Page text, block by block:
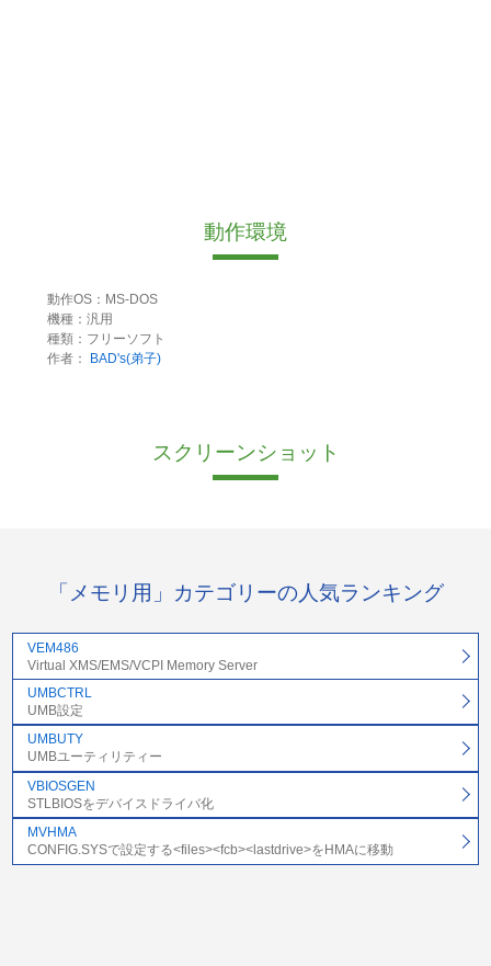
動作環境
動作OS：MS-DOS
機種：汎用
種類：フリーソフト
作者：
BAD's(弟子)
スクリーンショット
「メモリ用」カテゴリーの人気ランキング
VEM486
Virtual XMS/EMS/VCPI Memory Server
UMBCTRL
UMB設定
UMBUTY
UMBユーティリティー
VBIOSGEN
STLBIOSをデバイスドライバ化
MVHMA
CONFIG.SYSで設定する<files><fcb><lastdrive>をHMAに移動